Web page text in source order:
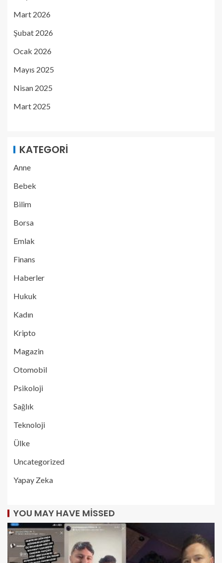
Mart 2026
Şubat 2026
Ocak 2026
Mayıs 2025
Nisan 2025
Mart 2025
KATEGORI
Anne
Bebek
Bilim
Borsa
Emlak
Finans
Haberler
Hukuk
Kadın
Kripto
Magazin
Otomobil
Psikoloji
Sağlık
Teknoloji
Ülke
Uncategorized
Yapay Zeka
YOU MAY HAVE MISSED